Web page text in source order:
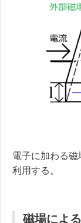
電子に加わる
利用する。
磁場によ